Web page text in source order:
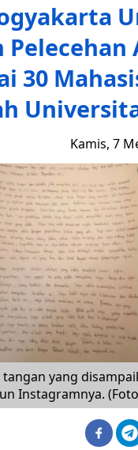
Pelecehan
30
Kamis, 7
yang
Instagramnya.